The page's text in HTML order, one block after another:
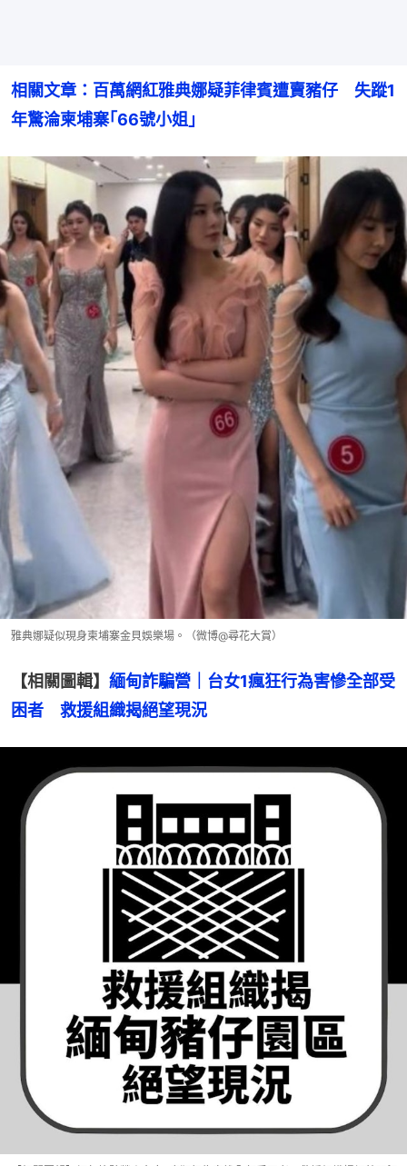
相關文章：百萬網紅雅典娜疑菲律賓遭賣豬仔　失蹤1
年驚淪柬埔寨｢66號小姐｣
雅典娜疑似現身柬埔寨金貝娛樂場。（微博@尋花大賞）
【相關圖輯】 緬甸詐騙營｜台女1瘋狂行為害慘全部受
困者　救援組織揭絕望現況